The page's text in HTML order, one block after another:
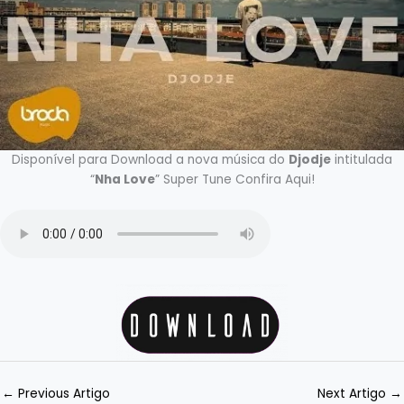
Disponível para Download a nova música do Djodje intitulada
“Nha Love” Super Tune Confira Aqui!
← Previous Artigo Next Artigo →